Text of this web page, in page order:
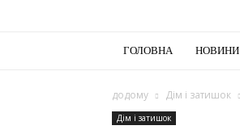
ГОЛОВНА НОВИНИ
додому Дім і затишок
Дім і затишок